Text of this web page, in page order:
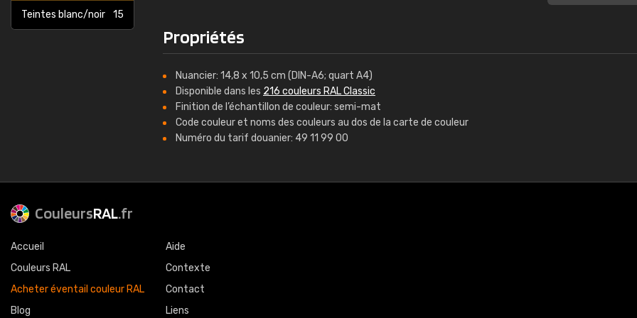
Teintes blanc/noir 15
Propriétés
Nuancier: 14,8 x 10,5 cm (DIN-A6; quart A4)
Disponible dans les 216 couleurs RAL Classic
Finition de l’échantillon de couleur: semi-mat
Code couleur et noms des couleurs au dos de la carte de couleur
Numéro du tarif douanier: 49 11 99 00
CouleursRAL.fr
Accueil
Couleurs RAL
Acheter éventail couleur RAL
Blog
Aide
Contexte
Contact
Liens